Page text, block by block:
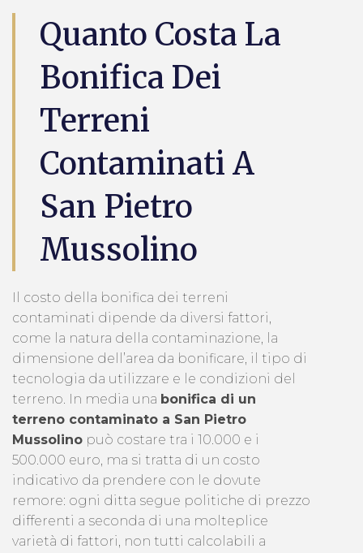
Quanto Costa La
Bonifica Dei
Terreni
Contaminati A
San Pietro
Mussolino
Il costo della bonifica dei terreni
contaminati dipende da diversi fattori,
come la natura della contaminazione, la
dimensione dell’area da bonificare, il tipo di
tecnologia da utilizzare e le condizioni del
terreno. In media una bonifica di un
terreno contaminato a San Pietro
Mussolino può costare tra i 10.000 e i
500.000 euro, ma si tratta di un costo
indicativo da prendere con le dovute
remore: ogni ditta segue politiche di prezzo
differenti a seconda di una molteplice
varietà di fattori, non tutti calcolabili a